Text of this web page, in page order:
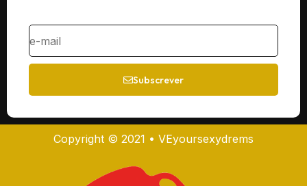
Subscrever
Copyright © 2021 • VEyoursexydrems